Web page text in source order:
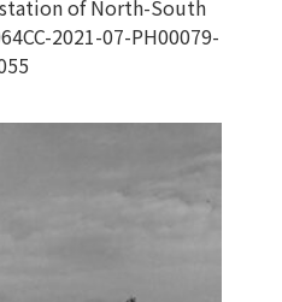
of North-South
2021-07-PH00079-